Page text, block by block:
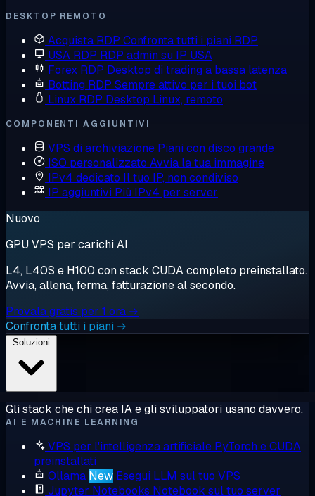
DESKTOP REMOTO
Acquista RDP Confronta tutti i piani RDP
USA RDP RDP admin su IP USA
Forex RDP Desktop di trading a bassa latenza
Botting RDP Sempre attivo per i tuoi bot
Linux RDP Desktop Linux, remoto
COMPONENTI AGGIUNTIVI
VPS di archiviazione Piani con disco grande
ISO personalizzato Avvia la tua immagine
IPv4 dedicato Il tuo IP, non condiviso
IP aggiuntivi Più IPv4 per server
Nuovo
GPU VPS per carichi AI
L4, L40S e H100 con stack CUDA completo preinstallato.
Avvia, allena, ferma, fatturazione al secondo.
Provala gratis per 1 ora →
Confronta tutti i piani →
Gli stack che chi crea IA e gli sviluppatori usano davvero.
AI E MACHINE LEARNING
VPS per l'intelligenza artificiale PyTorch e CUDA
preinstallati
Ollama New Esegui LLM sul tuo VPS
Jupyter Notebooks Notebook sul tuo server